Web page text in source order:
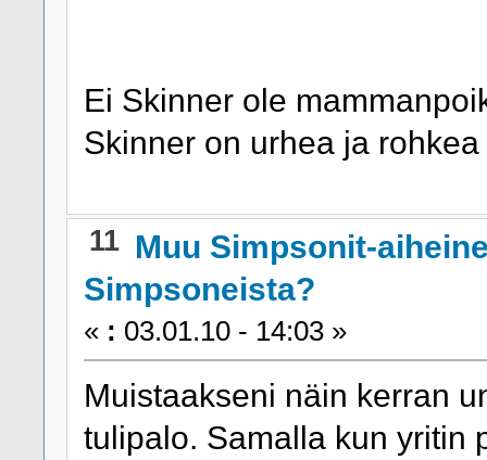
Ei Skinner ole
Skinner on urhea ja
11 Muu Simpsonit-
Simpsoneista?
« : 03.01.10 - 14:03 »
Muistaakseni näin kerran
tulipalo. Samalla kun yritin